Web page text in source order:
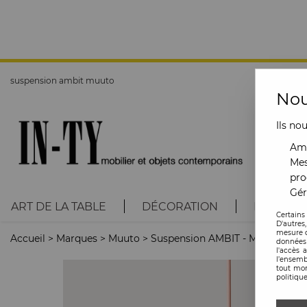
suspension ambit muuto
ART DE LA TABLE DÉCORATION
Accueil > Marques > Muuto > Suspension AMBIT - Muuto
Ils
mesure
l'accès
tout